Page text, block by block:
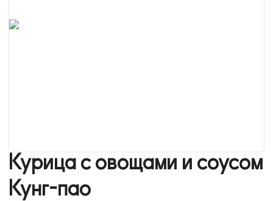
Курица с овощами и соусом
Кунг-пао